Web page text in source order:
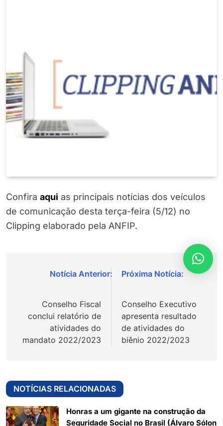
Confira aqui as principais notícias dos veículos
de comunicação desta terça-feira (5/12) no
Clipping elaborado pela ANFIP.
Navegação
Post
Conselho Fiscal
conclui relatório de
atividades do
mandato 2022/2023
Conselho Executivo
apresenta resultado
de atividades do
biênio 2022/2023
NOTÍCIAS RELACIONADAS
Honras a um gigante na construção da
Seguridade Social no Brasil (Álvaro Sólon